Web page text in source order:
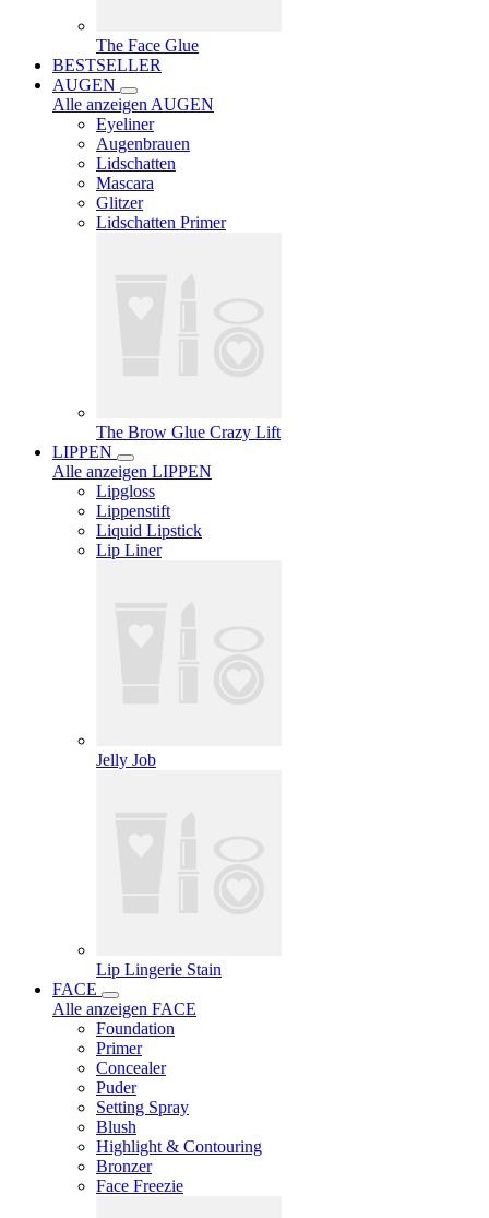
The Face Glue
BESTSELLER
AUGEN
Alle anzeigen AUGEN
Eyeliner
Augenbrauen
Lidschatten
Mascara
Glitzer
Lidschatten Primer
The Brow Glue Crazy Lift
LIPPEN
Alle anzeigen LIPPEN
Lipgloss
Lippenstift
Liquid Lipstick
Lip Liner
Jelly Job
Lip Lingerie Stain
FACE
Alle anzeigen FACE
Foundation
Primer
Concealer
Puder
Setting Spray
Blush
Highlight & Contouring
Bronzer
Face Freezie